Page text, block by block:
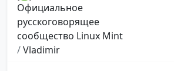
Официальное
русскоговорящее
сообщество Linux Mint
/Vladimir